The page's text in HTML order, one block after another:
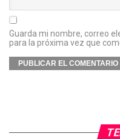
Guarda mi nombre, correo
para la próxima vez que